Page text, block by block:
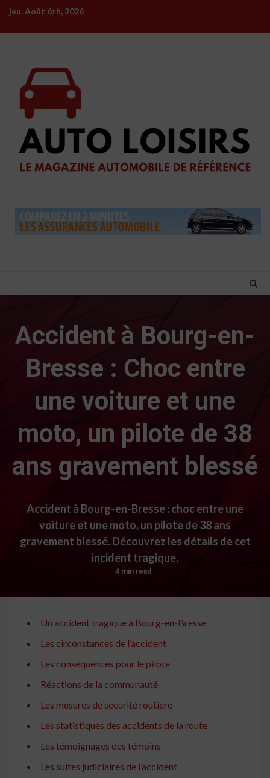
Skip
content
jeu. Août 6th, 2026
Accident à Bourg-en-
Bresse : Choc entre
une voiture et une
moto, un pilote de 38
ans gravement blessé
Accident à Bourg-en-Bresse : choc entre une
voiture et une moto, un pilote de 38 ans
gravement blessé. Découvrez les détails de cet
incident tragique.
4 min read
Un accident tragique à Bourg-en-Bresse
Les circonstances de l’accident
Les conséquences pour le pilote
Réactions de la communauté
Les mesures de sécurité routière
Les statistiques des accidents de la route
Les témoignages des témoins
Les suites judiciaires de l’accident